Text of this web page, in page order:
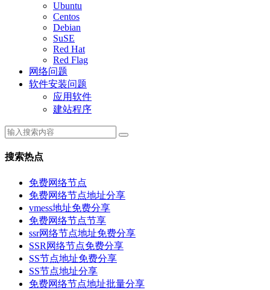
Ubuntu
Centos
Debian
SuSE
Red Hat
Red Flag
网络问题
软件安装问题
应用软件
建站程序
搜索热点
免费网络节点
免费网络节点地址分享
vmess地址免费分享
免费网络节点节享
ssr网络节点地址免费分享
SSR网络节点免费分享
SS节点地址免费分享
SS节点地址分享
免费网络节点地址批量分享